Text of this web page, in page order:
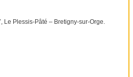
Le Plessis-Pâté – Bretigny-sur-Orge.